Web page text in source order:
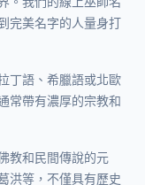
完美名字的人量身打
丁語、希臘語或北歐
常帶有濃厚的宗教和
教和民間傳說的元
洪等，不僅具有歷史